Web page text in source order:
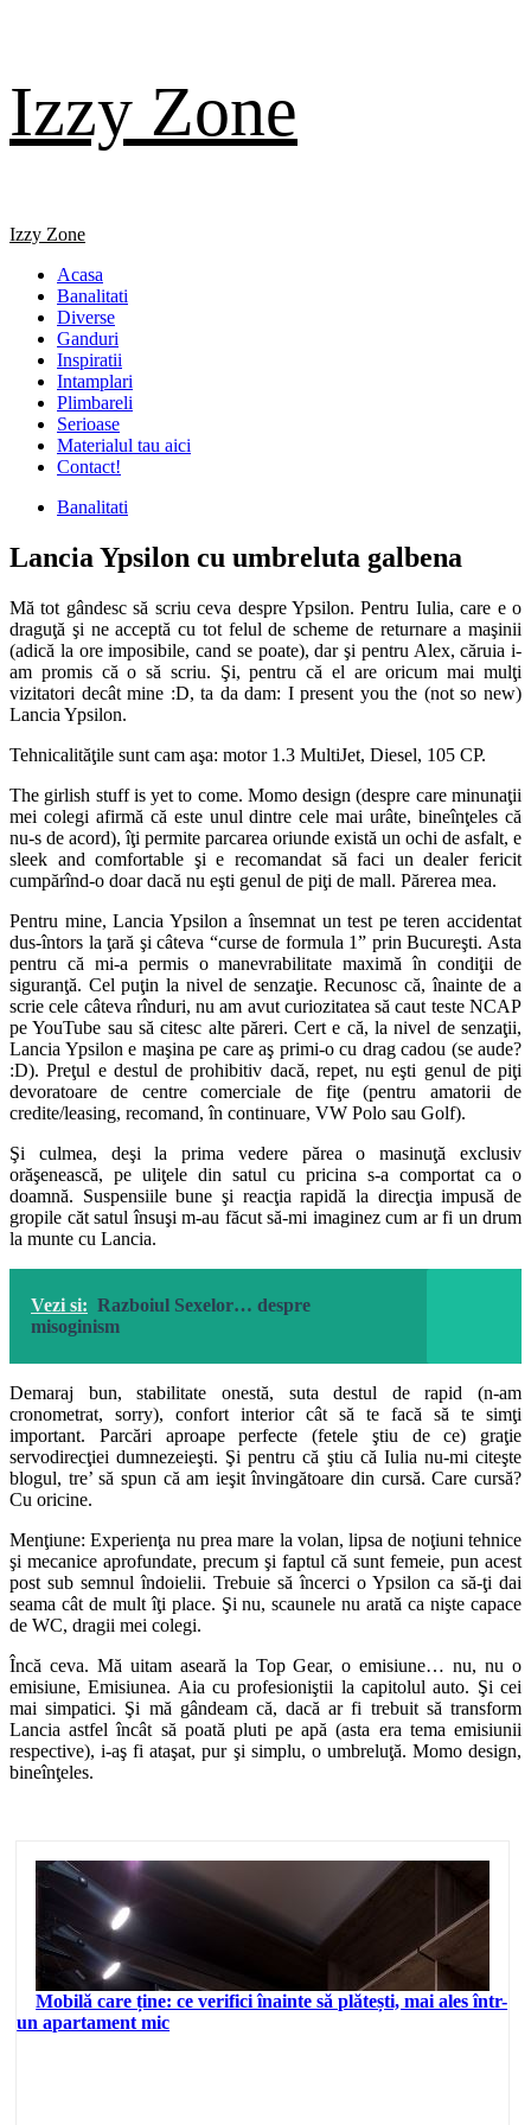
content
Izzy Zone
Primary
Izzy Zone
Acasa
Banalitati
Diverse
Ganduri
Inspiratii
Intamplari
Plimbareli
Serioase
Materialul tau aici
Contact!
Banalitati
Lancia Ypsilon cu umbreluta galbena
Mă tot gândesc să scriu ceva despre Ypsilon. Pentru Iulia, care e o
draguţă şi ne acceptă cu tot felul de scheme de returnare a maşinii
(adică la ore imposibile, cand se poate), dar şi pentru Alex, căruia i-
am promis că o să scriu. Şi, pentru că el are oricum mai mulţi
vizitatori decât mine :D, ta da dam: I present you the (not so new)
Lancia Ypsilon.
Tehnicalităţile sunt cam aşa: motor 1.3 MultiJet, Diesel, 105 CP.
The girlish stuff is yet to come. Momo design (despre care minunaţii
mei colegi afirmă că este unul dintre cele mai urâte, bineînţeles că
nu-s de acord), îţi permite parcarea oriunde există un ochi de asfalt, e
sleek and comfortable şi e recomandat să faci un dealer fericit
cumpărînd-o doar dacă nu eşti genul de piţi de mall. Părerea mea.
Pentru mine, Lancia Ypsilon a însemnat un test pe teren accidentat
dus-întors la ţară şi câteva “curse de formula 1” prin Bucureşti. Asta
pentru că mi-a permis o manevrabilitate maximă în condiţii de
siguranţă. Cel puţin la nivel de senzaţie. Recunosc că, înainte de a
scrie cele câteva rînduri, nu am avut curiozitatea să caut teste NCAP
pe YouTube sau să citesc alte păreri. Cert e că, la nivel de senzaţii,
Lancia Ypsilon e maşina pe care aş primi-o cu drag cadou (se aude?
:D). Preţul e destul de prohibitiv dacă, repet, nu eşti genul de piţi
devoratoare de centre comerciale de fiţe (pentru amatorii de
credite/leasing, recomand, în continuare, VW Polo sau Golf).
Şi culmea, deşi la prima vedere părea o masinuţă exclusiv
orăşenească, pe uliţele din satul cu pricina s-a comportat ca o
doamnă. Suspensiile bune şi reacţia rapidă la direcţia impusă de
gropile căt satul însuşi m-au făcut să-mi imaginez cum ar fi un drum
la munte cu Lancia.
Vezi si: Razboiul Sexelor… despre
misoginism
Demaraj bun, stabilitate onestă, suta destul de rapid (n-am
cronometrat, sorry), confort interior cât să te facă să te simţi
important. Parcări aproape perfecte (fetele ştiu de ce) graţie
servodirecţiei dumnezeieşti. Şi pentru că ştiu că Iulia nu-mi citeşte
blogul, tre’ să spun că am ieşit învingătoare din cursă. Care cursă?
Cu oricine.
Menţiune: Experienţa nu prea mare la volan, lipsa de noţiuni tehnice
şi mecanice aprofundate, precum şi faptul că sunt femeie, pun acest
post sub semnul îndoielii. Trebuie să încerci o Ypsilon ca să-ţi dai
seama cât de mult îţi place. Şi nu, scaunele nu arată ca nişte capace
de WC, dragii mei colegi.
Încă ceva. Mă uitam aseară la Top Gear, o emisiune… nu, nu o
emisiune, Emisiunea. Aia cu profesioniştii la capitolul auto. Şi cei
mai simpatici. Şi mă gândeam că, dacă ar fi trebuit să transform
Lancia astfel încât să poată pluti pe apă (asta era tema emisiunii
respective), i-aş fi ataşat, pur şi simplu, o umbreluţă. Momo design,
bineînţeles.
Mobilă care ține: ce verifici înainte să plătești, mai ales într-
un apartament mic